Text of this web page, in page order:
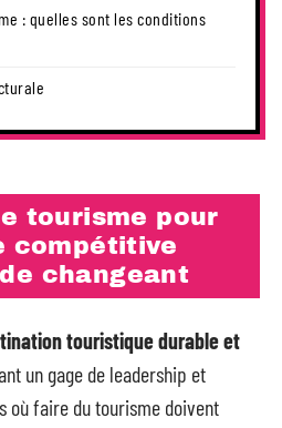
: quelles sont les conditions
tourisme pour
compétitive
changeant
touristique durable et
un gage de leadership et
où faire du tourisme doivent